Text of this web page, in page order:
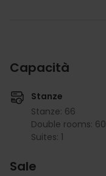
Capacità
Stanze
Stanze: 66
Double rooms: 60
Suites: 1
Sale